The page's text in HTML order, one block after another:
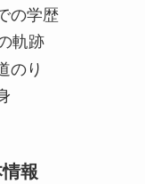
の学歴
軌跡
のり
報